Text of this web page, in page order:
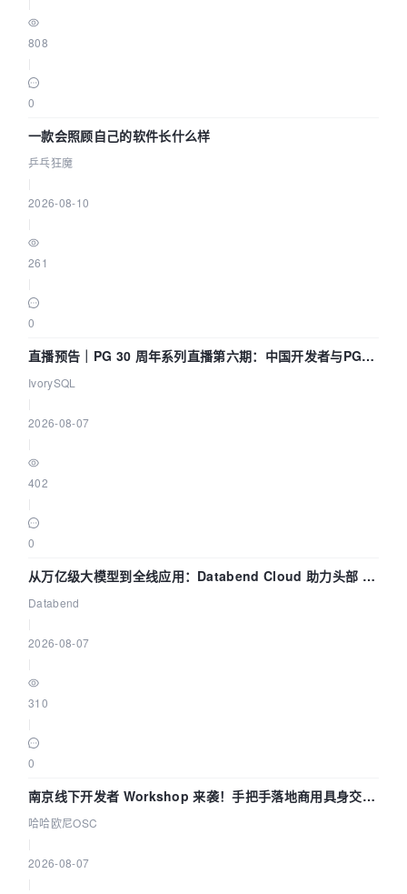
808
0
一款会照顾自己的软件长什么样
乒乓狂魔
2026-08-10
261
0
直播预告｜PG 30 周年系列直播第六期：中国开发者与PG内
核——我们改得动吗？我们贡献了什么？
IvorySQL
2026-08-07
402
0
从万亿级大模型到全线应用：Databend Cloud 助力头部 AI
企业构建全链路 Trace 数据管道
Databend
2026-08-07
310
0
南京线下开发者 Workshop 来袭！手把手落地商用具身交互
智能 Agent 应用
哈哈欧尼OSC
2026-08-07